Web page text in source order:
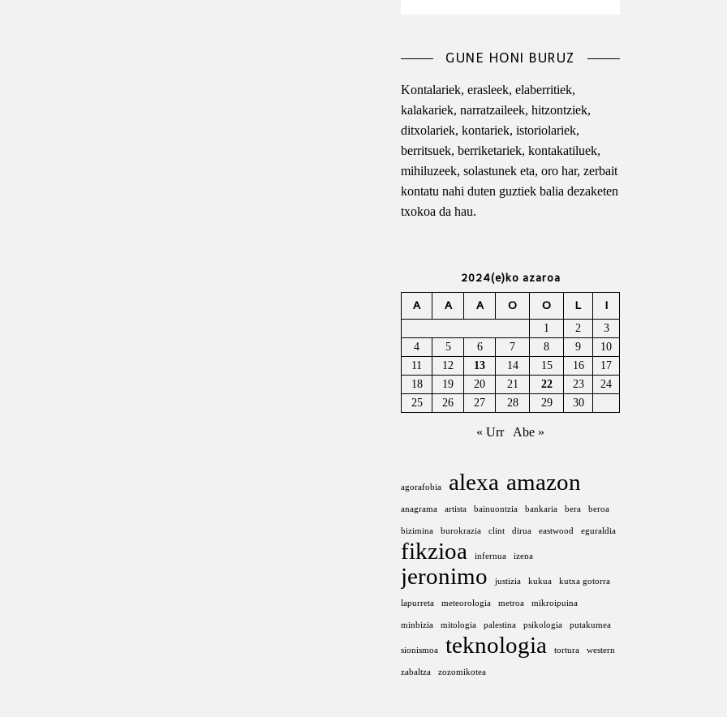
GUNE HONI BURUZ
Kontalariek, erasleek, elaberritiek,
kalakariek, narratzaileek, hitzontziek,
ditxolariek, kontariek, istoriolariek,
berritsuek, berriketariek, kontakatiluek,
mihiluzeek, solastunek eta, oro har, zerbait
kontatu nahi duten guztiek balia dezaketen
txokoa da hau.
2024(e)ko azaroa
A A A O O L I
1 2
3
4
5 6 7 8 9
10
11
12 13 14 15 16
17
18
19 20 21 22 23
24
25
26 27 28 29 30
« Urr Abe »
agorafobia alexa amazon
anagrama artista bainuontzia bankaria bera beroa
bizimina burokrazia clint dirua eastwood eguraldia
fikzioa infernua izena
jeronimo justizia kukua kutxa gotorra
lapurreta meteorologia metroa mikroipuina
minbizia mitologia palestina psikologia putakumea
sionismoa teknologia tortura western
zabaltza zozomikotea